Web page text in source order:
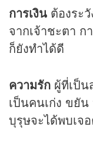
การเงิน ต้องระ
จากเจ้าชะตา
ก็ยังทำได้ดี
ความรัก ผู้ที่เป็
เป็นคนเก่ง ขยั
บุรุษจะได้พบเจ